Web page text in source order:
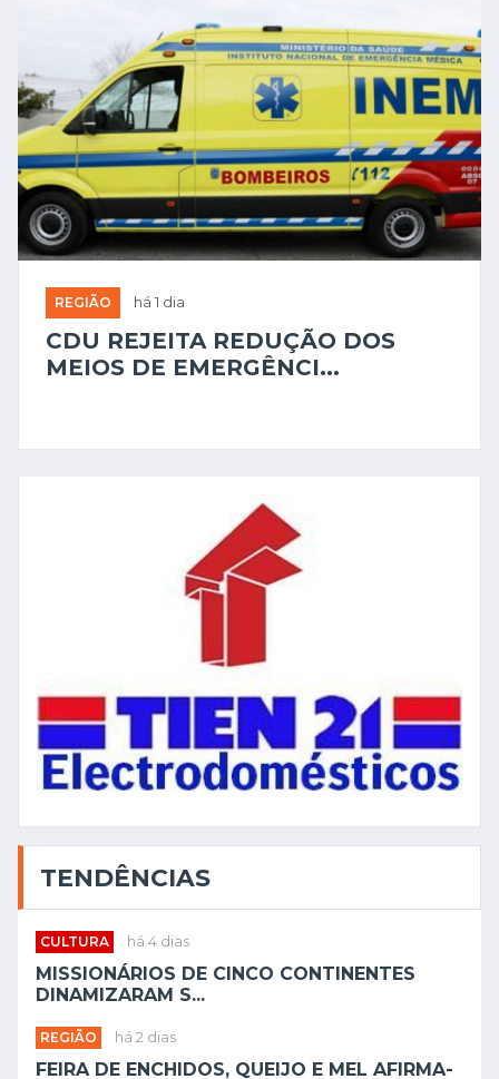
REGIÃO há 1 dia
CDU REJEITA REDUÇÃO DOS
MEIOS DE EMERGÊNCI...
TENDÊNCIAS
CULTURA há 4 dias
MISSIONÁRIOS DE CINCO CONTINENTES
DINAMIZARAM S...
REGIÃO há 2 dias
FEIRA DE ENCHIDOS, QUEIJO E MEL AFIRMA-